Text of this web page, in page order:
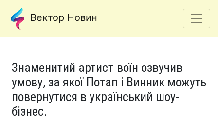
Вектор Новин
Знаменитий артист-воїн озвучив
умову, за якої Потап і Винник можуть
повернутися в український шоу-
бізнес.